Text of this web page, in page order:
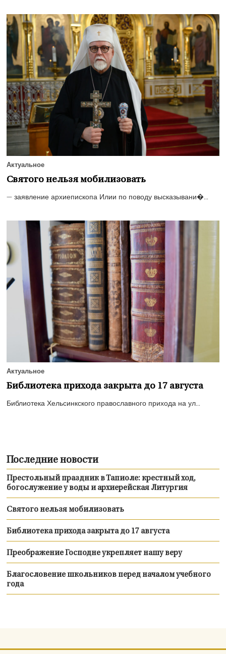
Актуальное
Святого нельзя мобилизовать
— заявление архиепископа Илии по поводу высказывани�...
Актуальное
Библиотека прихода закрыта до 17 августа
Библиотека Хельсинкского православного прихода на ул...
Последние новости
Престольный праздник в Тапиоле: крестный ход,
богослужение у воды и архиерейская Литургия
Святого нельзя мобилизовать
Библиотека прихода закрыта до 17 августа
Преображение Господне укрепляет нашу веру
Благословение школьников перед началом учебного
года